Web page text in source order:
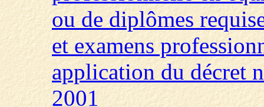
ou de diplômes
et examens
application du décret
2001